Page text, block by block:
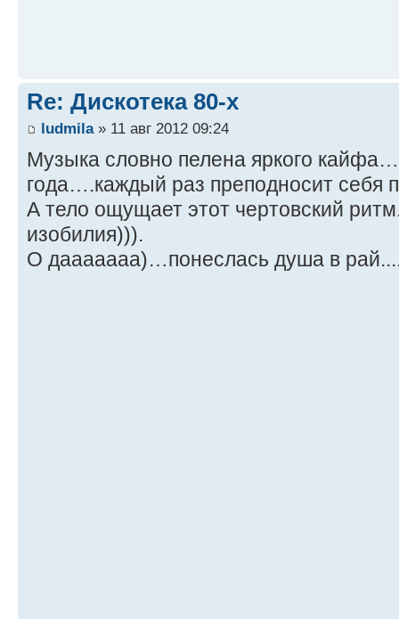
Re: Дискотека 80-х
ludmila» 11 авг 2012 09:24
Музыка словно пелена яркого
года….каждый раз преподносит себя
А тело ощущает этот чертовский
изобилия))).
О дааааааа)…понеслась душа в